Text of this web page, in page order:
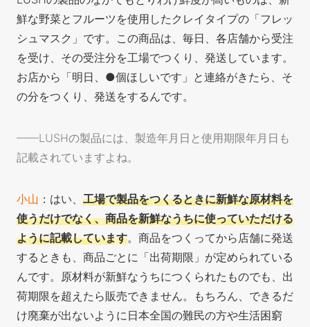
鮮な野菜とフルーツを使用したクレイタイプの「フレッ
シュマスク」です。この商品は、毎日、各店舗から受注
を受け、その受注分を工場でつくり、発送しています。
お店から「明日、●個ほしいです」と連絡がきたら、そ
の分をつくり、発送をするんです。
——LUSHの製品には、製造年月日と使用期限年月日も
記載されていますよね。
小山 ：はい、 工場で製品をつくるときに新鮮な原材料を
使うだけでなく、商品を新鮮なうちに使っていただける
ように記載しています。商品をつくってから店舗に発送
するときも、商品ごとに「出荷期限」が定められている
んです。原材料が新鮮なうちにつくられたものでも、出
荷期限を超えたら販売できません。もちろん、できるだ
け廃棄が出ないように日本全国の難民の方や生活困窮